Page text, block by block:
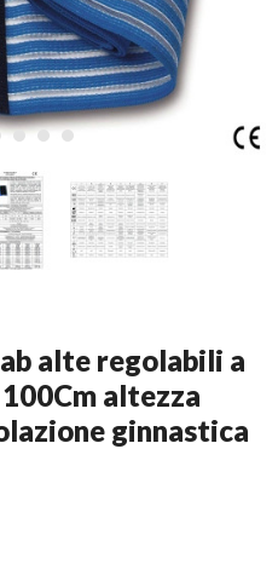
alte regolabili a
altezza
ginnastica